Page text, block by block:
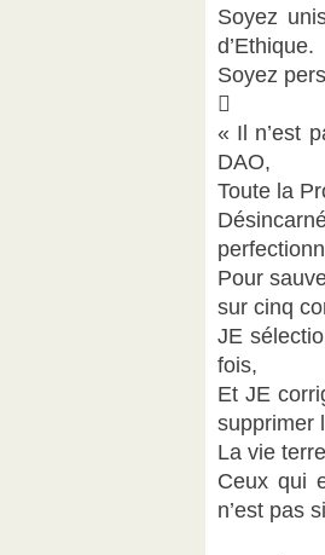
Soyez
d’Ethique.
Soyez

« Il n’est
DAO,
Toute la
Pour
sur cinq
JE
fois,
Et JE
supprimer
La vie
Ceux qui
n’est pas